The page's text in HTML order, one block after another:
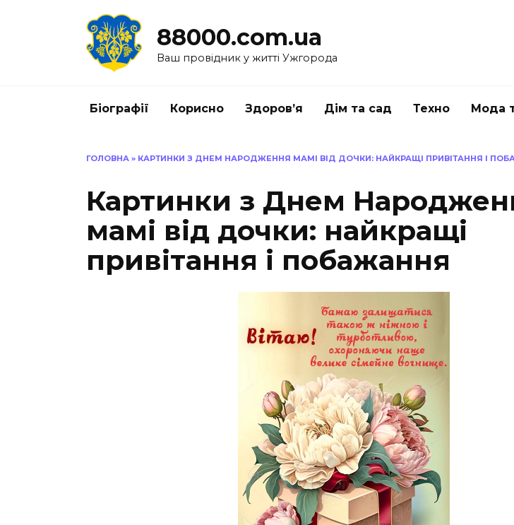
88000.com.ua
Ваш провідник у житті Ужгорода
Біографії Корисно Здоров’я Дім та сад Техно Мода
ГОЛОВНА » КАРТИНКИ З ДНЕМ НАРОДЖЕННЯ МАМІ ВІД ДОЧКИ: НАЙКРАЩІ ПРИВІТАННЯ І
Картинки з Днем
мамі від дочки: найкращі
привітання і побажання